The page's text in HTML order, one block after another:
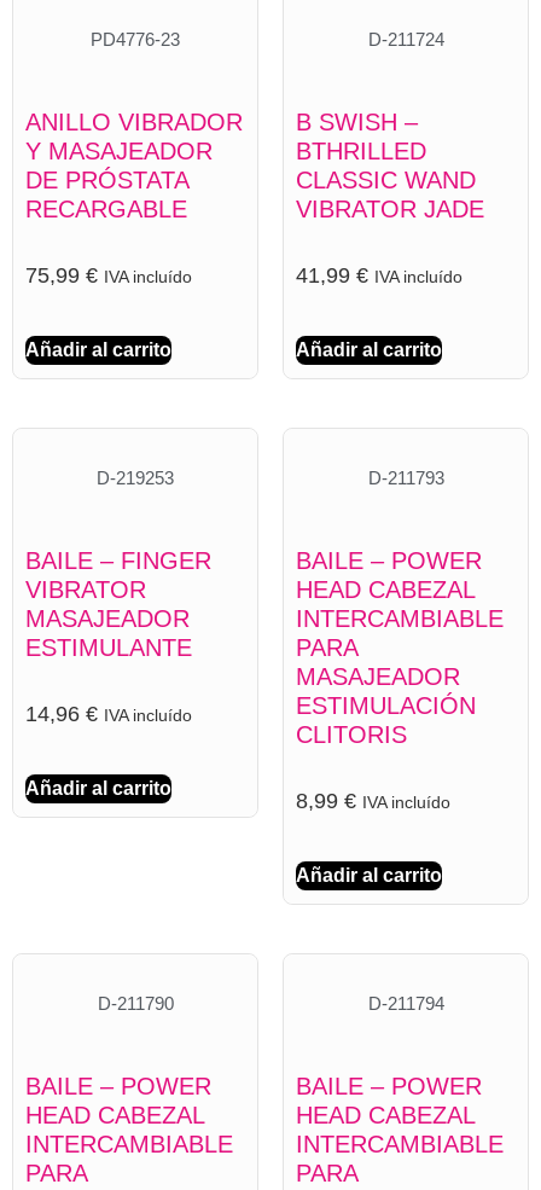
PD4776-23
ANILLO VIBRADOR
Y MASAJEADOR
DE PRÓSTATA
RECARGABLE
75,99 € IVA incluído
Añadir al carrito
D-211724
B SWISH –
BTHRILLED
CLASSIC WAND
VIBRATOR JADE
41,99 € IVA incluído
Añadir al carrito
D-219253
BAILE – FINGER
VIBRATOR
MASAJEADOR
ESTIMULANTE
14,96 € IVA incluído
Añadir al carrito
D-211793
BAILE – POWER
HEAD CABEZAL
INTERCAMBIABLE
PARA
MASAJEADOR
ESTIMULACIÓN
CLITORIS
8,99 € IVA incluído
Añadir al carrito
D-211790
BAILE – POWER
HEAD CABEZAL
INTERCAMBIABLE
PARA
D-211794
BAILE – POWER
HEAD CABEZAL
INTERCAMBIABLE
PARA